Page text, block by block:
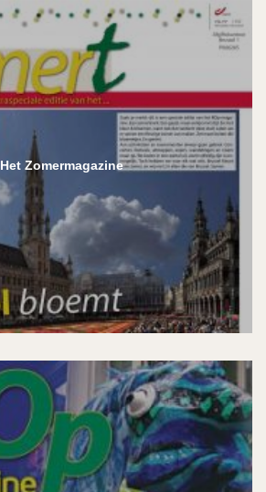
Het Zomermagazine